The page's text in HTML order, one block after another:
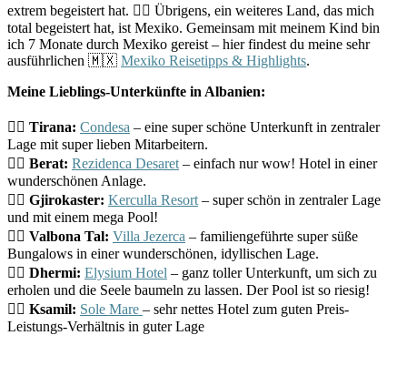
extrem begeistert hat. 👉🏻 Übrigens, ein weiteres Land, das mich
total begeistert hat, ist Mexiko. Gemeinsam mit meinem Kind bin
ich 7 Monate durch Mexiko gereist – hier findest du meine sehr
ausführlichen 🇲🇽 Mexiko Reisetipps & Highlights.
Meine Lieblings-Unterkünfte in Albanien:
👉🏻 Tirana: Condesa – eine super schöne Unterkunft in zentraler
Lage mit super lieben Mitarbeitern.
👉🏻 Berat: Rezidenca Desaret – einfach nur wow! Hotel in einer
wunderschönen Anlage.
👉🏻 Gjirokaster: Kerculla Resort – super schön in zentraler Lage
und mit einem mega Pool!
👉🏻 Valbona Tal: Villa Jezerca – familiengeführte super süße
Bungalows in einer wunderschönen, idyllischen Lage.
👉🏻 Dhermi: Elysium Hotel – ganz toller Unterkunft, um sich zu
erholen und die Seele baumeln zu lassen. Der Pool ist so riesig!
👉🏻 Ksamil: Sole Mare – sehr nettes Hotel zum guten Preis-